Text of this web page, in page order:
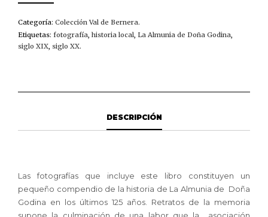
Categoría: Colección Val de Bernera.
Etiquetas: fotografía, historia local, La Almunia de Doña Godina,
siglo XIX, siglo XX.
DESCRIPCIÓN
Las fotografías que incluye este libro constituyen un
pequeño compendio de la historia de La Almunia de Doña
Godina en los últimos 125 años. Retratos de la memoria